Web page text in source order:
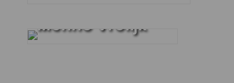
Menno Vrolijk